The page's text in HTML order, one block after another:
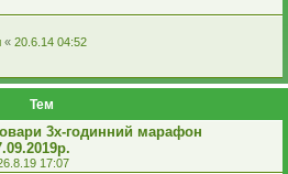
« 20.6.14 04:52
Тем
3х-годинний марафон
17:07